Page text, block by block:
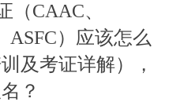
（CAAC、
ASFC）应该怎么
及考证详解），
？